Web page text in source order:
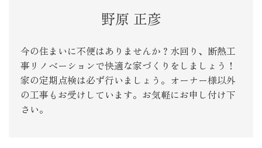
野原 正彦
今の住まいに不便はありませんか？水回り、断熱工
事リノベーションで快適な家づくりをしましょう！
家の定期点検は必ず行いましょう。オーナー様以外
の工事もお受けしています。お気軽にお申し付け下
さい。